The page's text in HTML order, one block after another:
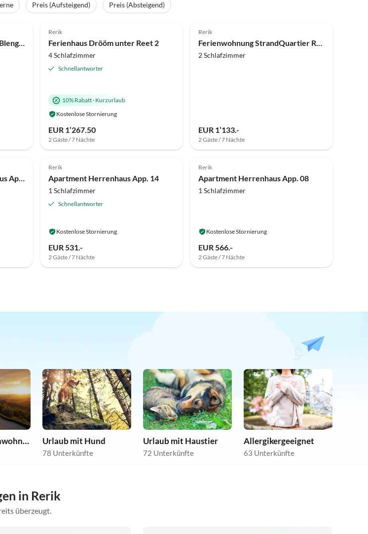
Preis (Aufsteigend) Preis (Absteigend)
Top-Inserat
Ferienwohnung Herrenhaus Blengow
Strandurlaub
Top-Inserat
Rerik
Ferienhaus Drööm unter Reet 2
4 Schlafzimmer
Schnellantworter
10% Rabatt· Kurzurlaub
Kostenlose Stornierung
EUR 1’267.50
2 Gäste / 7 Nächte
Rerik
Ferienwohnung StrandQuartier Rerik
2 Schlafzimmer
EUR 1’133.-
2 Gäste / 7 Nächte
Top-Inserat
Ferienwohnung im Herrenhaus Appartement 2
Top-Inserat
Rerik
Apartment Herrenhaus App. 14
1 Schlafzimmer
Schnellantworter
Kostenlose Stornierung
EUR 531.-
2 Gäste / 7 Nächte
Top-Inserat
Rerik
Apartment Herrenhaus App. 08
1 Schlafzimmer
Kostenlose Stornierung
EUR 566.-
2 Gäste / 7 Nächte
Günstige Ferienwohnungen Urlaub mit Hund
78 Unterkünfte
Urlaub mit Haustier
72 Unterkünfte
Allergikergeeignet
63 Unterkünfte
in Rerik
überzeugt.